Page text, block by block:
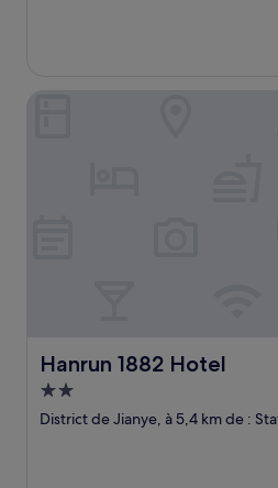
Hanrun 1882 Hotel
Hanrun 1882 Hotel
Hébergement
2.0 étoiles
District de Jianye, à 5,4 km de :